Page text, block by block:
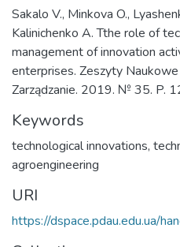
Sakalo V., Minkova O.,
Kalinichenko A. Tthe role of
management of innovation
enterprises. Zeszyty
Zarządzanie. 2019. № 35. P.
Keywords
technological innovations,
agroengineering
URI
https://dspace.pdau.edu.ua/